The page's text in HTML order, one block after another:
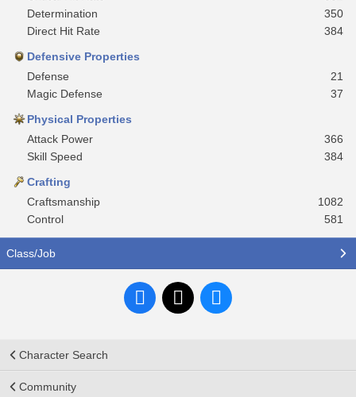
Determination
350
Direct Hit Rate
384
Defensive Properties
Defense
21
Magic Defense
37
Physical Properties
Attack Power
366
Skill Speed
384
Crafting
Craftsmanship
1082
Control
581
Class/Job
Character Search
Community